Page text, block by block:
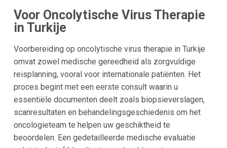
Voor Oncolytische Virus Therapie
in Turkije
Voorbereiding op oncolytische virus therapie in Turkije
omvat zowel medische gereedheid als zorgvuldige
reisplanning, vooral voor internationale patiënten. Het
proces begint met een eerste consult waarin u
essentiële documenten deelt zoals biopsieverslagen,
scanresultaten en behandelingsgeschiedenis om het
oncologieteam te helpen uw geschiktheid te
beoordelen. Een gedetailleerde medische evaluatie